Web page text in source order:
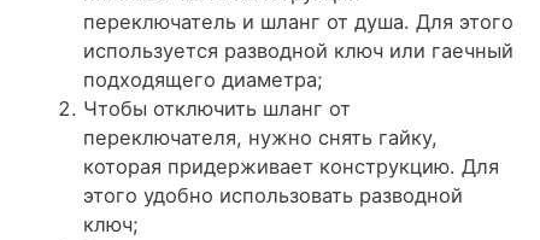
переключатель и шланг от душа. Для этого
используется разводной ключ или гаечный
подходящего диаметра;
Чтобы отключить шланг от
переключателя, нужно снять гайку,
которая придерживает конструкцию. Для
этого удобно использовать разводной
ключ;